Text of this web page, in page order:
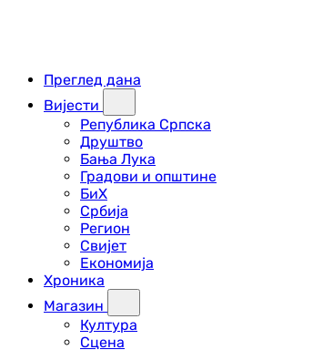
Преглед дана
Вијести
Република Српска
Друштво
Бања Лука
Градови и општине
БиХ
Србија
Регион
Свијет
Економија
Хроника
Магазин
Култура
Сцена